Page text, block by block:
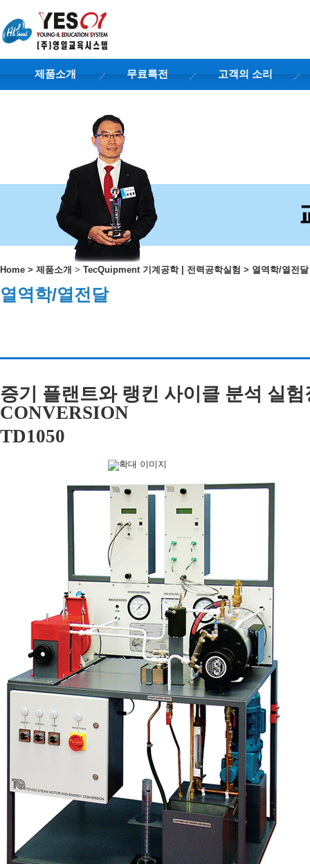
제품소개 무료특전 고객의 소리
Home > 제품소개 > TecQuipment 기계공학 | 전력공학실험 > 열역학/열전달
열역학/열전달
증기 플랜트와 랭킨 사이클 분석 실
CONVERSION
TD1050